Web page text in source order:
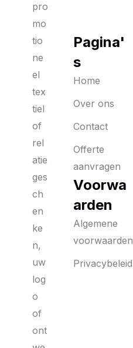
pro
mo
tio
ne
el
tex
tiel
of
rel
atie
ges
ch
en
ke
n,
uw
log
o
of
ont
Pagina'
s
Home
Over ons
Contact
Offerte
aanvragen
Voorwa
arden
Algemene
voorwaarden
Privacybeleid